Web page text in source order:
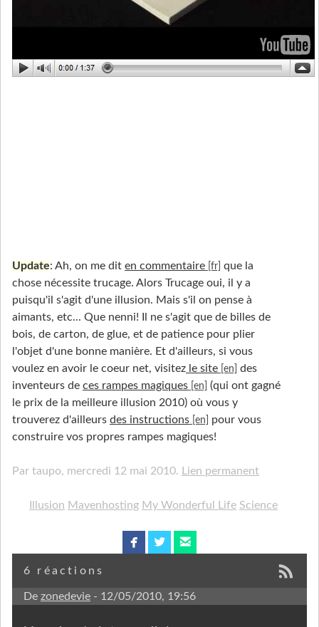
Update: Ah, on me dit en commentaire
que la
chose nécessite trucage. Alors Trucage oui, il y a
puisqu'il s'agit d'une illusion. Mais s'il on pense à
aimants, etc... Que nenni! Il ne s'agit que de billes de
bois, de carton, de glue, et de patience pour plier
l'objet d'une bonne manière. Et d'ailleurs, si vous
voulez en avoir le coeur net, visitez le site
des
inventeurs de ces rampes magiques
(qui ont gagné
le prix de la meilleure illusion 2010) où vous y
trouverez d'ailleurs des instructions
pour vous
construire vos propres rampes magiques!
Par taupo, mercredi 12 mai 2010. Lien permanent
Illusion Mavenhosting My Wonderful Life Science
facebook twitterbird email
6 réactions
De zonedevie - 12/05/2010, 19:56